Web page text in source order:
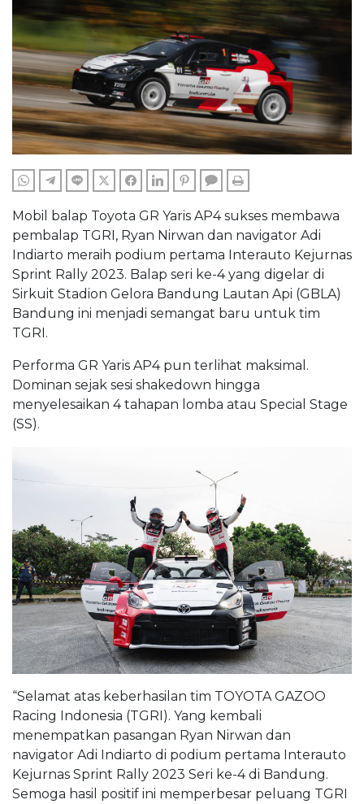
WHATSAPPTELEGRAM
LINE TWITTERFACEBOOKLINKEDINPINTERESTCOMMENTS
Mobil balap Toyota GR Yaris AP4 sukses membawa
pembalap TGRI, Ryan Nirwan dan navigator Adi
Indiarto meraih podium pertama Interauto Kejurnas
Sprint Rally 2023. Balap seri ke-4 yang digelar di
Sirkuit Stadion Gelora Bandung Lautan Api (GBLA)
Bandung ini menjadi semangat baru untuk tim
TGRI.
Performa GR Yaris AP4 pun terlihat maksimal.
Dominan sejak sesi shakedown hingga
menyelesaikan 4 tahapan lomba atau Special Stage
(SS).
“Selamat atas keberhasilan tim TOYOTA GAZOO
Racing Indonesia (TGRI). Yang kembali
menempatkan pasangan Ryan Nirwan dan
navigator Adi Indiarto di podium pertama Interauto
Kejurnas Sprint Rally 2023 Seri ke-4 di Bandung.
Semoga hasil positif ini memperbesar peluang TGRI